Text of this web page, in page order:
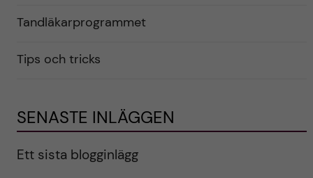
Tandläkarprogrammet
Tips och tricks
SENASTE INLÄGGEN
Ett sista blogginlägg